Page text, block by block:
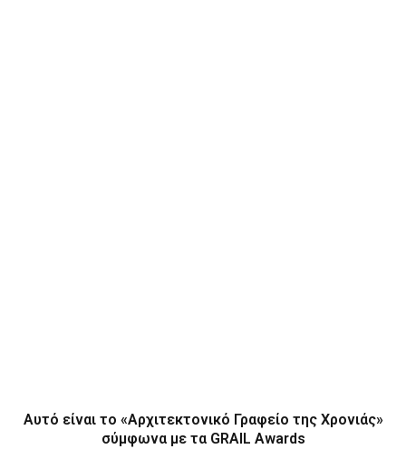
Αυτό είναι το «Αρχιτεκτονικό Γραφείο της Χρονιάς»
σύμφωνα με τα GRAIL Awards